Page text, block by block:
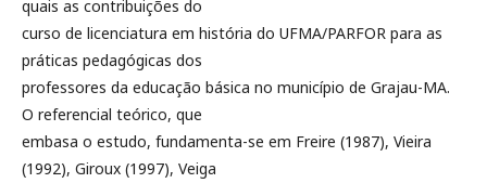
quais as contribuições do
curso de licenciatura em história do UFMA/PARFOR para as
práticas pedagógicas dos
professores da educação básica no município de Grajau-MA.
O referencial teórico, que
embasa o estudo, fundamenta-se em Freire (1987), Vieira
(1992), Giroux (1997), Veiga